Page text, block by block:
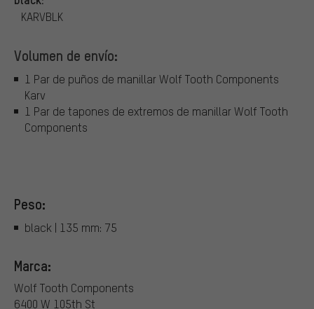
KARVBLK
Volumen de envío:
1 Par de puños de manillar Wolf Tooth Components
Karv
1 Par de tapones de extremos de manillar Wolf Tooth
Components
Peso:
black | 135 mm: 75
Marca:
Wolf Tooth Components
6400 W 105th St